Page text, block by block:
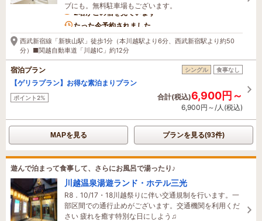
ブにも。無料駐車場もございます。
2名がこの宿を見ています
たった今予約されました
西武新宿線「新狭山駅」徒歩1分（本川越駅より6分、西武新宿駅より約50
分）■関越自動車道「川越IC」約12分
宿泊プラン シングル 食事なし
【ゲリラプラン】お得な素泊まりプラン
ポイント2% 合計(税込)6,900円～
6,900円～/人(税込)
MAPを見る プランを見る(93件)
遊んで泊まって食事して、さらにお風呂で湯ったり♪
川越温泉湯遊ランド・ホテル三光
R8．10/17・18川越祭りに伴い交通規制を行います。一
部区間での通行止めがございます。交通機関を利用くだ
さい 疲れを癒す特別な日にしよう♫